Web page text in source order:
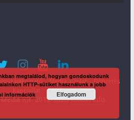
tájékoztató Média ajánlat
Előfizetés
Média Kft. 2012-2026KaliberInfo
megtalálod, hogyan gondoskodunk
HTTP-sütiket használunk a jobb
információk Elfogadom